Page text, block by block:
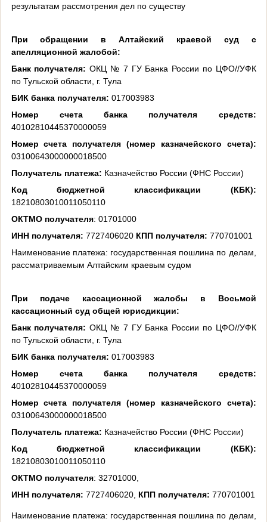
результатам рассмотрения дел по существу
При обращении в Алтайский краевой суд с
апелляционной жалобой:
Банк получателя: ОКЦ № 7 ГУ Банка России по ЦФО//УФК
по Тульской области, г. Тула
БИК банка получателя: 017003983
Номер счета банка получателя средств:
40102810445370000059
Номер счета получателя (номер казначейского счета):
03100643000000018500
Получатель платежа: Казначейство России (ФНС России)
Код бюджетной классификации (КБК):
18210803010011050110
ОКТМО получателя: 01701000
ИНН получателя: 7727406020 КПП получателя: 770701001
Наименование платежа: государственная пошлина по делам,
рассматриваемым Алтайским краевым судом
При подаче кассационной жалобы в Восьмой
кассационный суд общей юрисдикции:
Банк получателя: ОКЦ № 7 ГУ Банка России по ЦФО//УФК
по Тульской области, г. Тула
БИК банка получателя: 017003983
Номер счета банка получателя средств:
40102810445370000059
Номер счета получателя (номер казначейского счета):
03100643000000018500
Получатель платежа: Казначейство России (ФНС России)
Код бюджетной классификации (КБК):
18210803010011050110
ОКТМО получателя: 32701000,
ИНН получателя: 7727406020, КПП получателя: 770701001
Наименование платежа: государственная пошлина по делам,